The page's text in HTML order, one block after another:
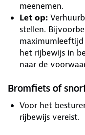
meenemen.
Let op:
stellen.
het rijbewijs in
naar de
Bromfiets of
Voor het
rijbewijs vereist.